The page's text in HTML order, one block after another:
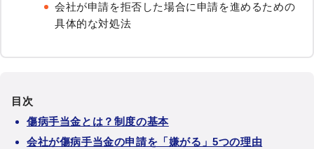
会社が申請を拒否した場合に申請を進めるための
具体的な対処法
目次
傷病手当金とは？制度の基本
会社が傷病手当金の申請を「嫌がる」5つの理由